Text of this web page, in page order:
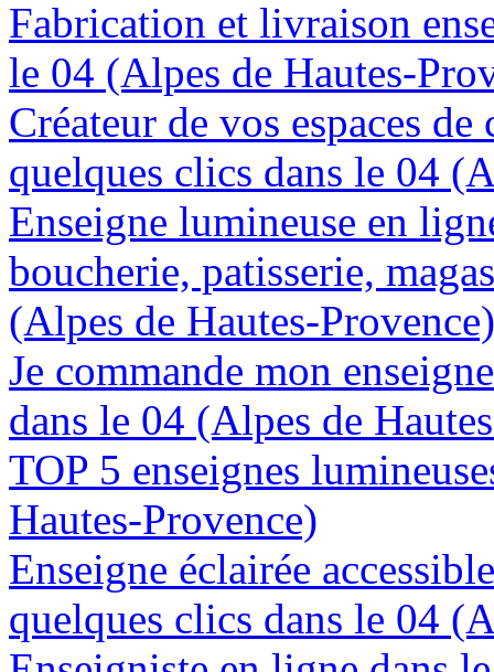
Fabrication et livraison
le 04 (Alpes de Hautes-
Créateur de vos espaces
quelques clics dans le 04
Enseigne lumineuse en
boucherie, patisserie,
(Alpes de Hautes-Provence)
Je commande mon
dans le 04 (Alpes de
TOP 5 enseignes
Hautes-Provence)
Enseigne éclairée
quelques clics dans le 04